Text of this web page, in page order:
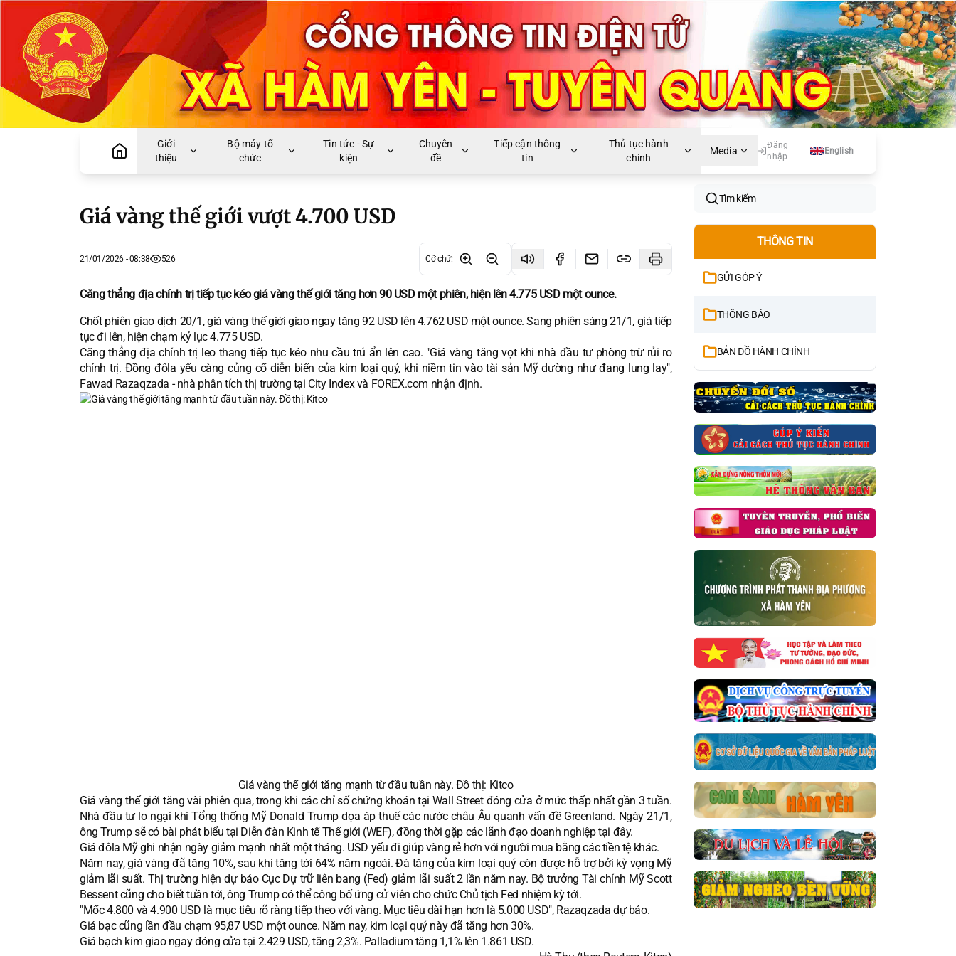
Giới
thiệu
Bộ máy tổ
chức
Tin tức - Sự
kiện
Chuyên
đề
Tiếp cận thông
tin
Thủ tục hành
chính
Media
Đăng
nhập
English
Giá vàng thế giới vượt 4.700 USD
21/01/2026 - 08:38 526 Cỡ chữ:
Căng thẳng địa chính trị tiếp tục kéo giá vàng thế giới tăng hơn 90 USD một phiên, hiện lên 4.775 USD một ounce.
Chốt phiên giao dịch 20/1,giá vàng thế giới giao ngay tăng 92 USD lên 4.762 USD một ounce. Sang phiên sáng 21/1, giá tiếp
tục đi lên, hiện chạm kỷ lục 4.775 USD.
Căng thẳng địa chính trị leo thang tiếp tục kéo nhu cầu trú ẩn lên cao. "Giá vàng tăng vọt khi nhà đầu tư phòng trừ rủi ro
chính trị. Đồng đôla yếu càng củng cố diễn biến của kim loại quý, khi niềm tin vào tài sản Mỹ dường như đang lung lay",
Fawad Razaqzada - nhà phân tích thị trường tại City Index và FOREX.com nhận định.
Giá vàng thế giới tăng mạnh từ đầu tuần này. Đồ thị: Kitco
Giá vàng thế giới tăng vài phiên qua, trong khi các chỉ số chứng khoán tại Wall Street đóng cửa ở mức thấp nhất gần 3 tuần.
Nhà đầu tư lo ngại khi Tổng thống Mỹ Donald Trump dọa áp thuế các nước châu Âu quanh vấn đề Greenland. Ngày 21/1,
ông Trump sẽ có bài phát biểu tại Diễn đàn Kinh tế Thế giới (WEF), đồng thời gặp các lãnh đạo doanh nghiệp tại đây.
Giá đôla Mỹ ghi nhận ngày giảm mạnh nhất một tháng. USD yếu đi giúp vàng rẻ hơn với người mua bằng các tiền tệ khác.
Năm nay, giá vàng đã tăng 10%, sau khi tăng tới 64% năm ngoái. Đà tăng của kim loại quý còn được hỗ trợ bởi kỳ vọng Mỹ
giảm lãi suất. Thị trường hiện dự báo Cục Dự trữ liên bang (Fed) giảm lãi suất 2 lần năm nay. Bộ trưởng Tài chính Mỹ Scott
Bessent cũng cho biết tuần tới, ông Trump có thể công bố ứng cử viên cho chức Chủ tịch Fed nhiệm kỳ tới.
"Mốc 4.800 và 4.900 USD là mục tiêu rõ ràng tiếp theo với vàng. Mục tiêu dài hạn hơn là 5.000 USD", Razaqzada dự báo.
Giá bạc cũng lần đầu chạm 95,87 USD một ounce. Năm nay, kim loại quý này đã tăng hơn 30%.
Giá bạch kim giao ngay đóng cửa tại 2.429 USD, tăng 2,3%. Palladium tăng 1,1% lên 1.861 USD.
Tìm kiếm
THÔNG TIN
GỬI GÓP Ý
THÔNG BÁO
BẢN ĐỒ HÀNH CHÍNH